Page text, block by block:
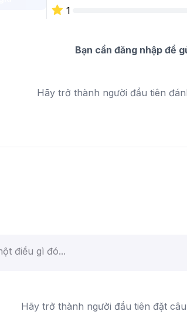
1
Bạn cần đăng nhập để
Hãy trở thành người đầu tiên
Hãy trở thành người đầu tiên đặt